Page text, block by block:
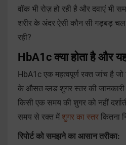
वॉक भी रोज़ हो रही है और दवाएं भी
शरीर के अंदर ऐसी कौन सी गड़बड़
रही?
HbA1c क्या होता है और यह
HbA1c एक महत्वपूर्ण रक्त जांच है
के औसत ब्लड शुगर स्तर की
किसी एक समय की शुगर को नहीं
समय से रक्त में शुगर का स्तर कितना
रिपोर्ट को समझने का आसान तरीका: